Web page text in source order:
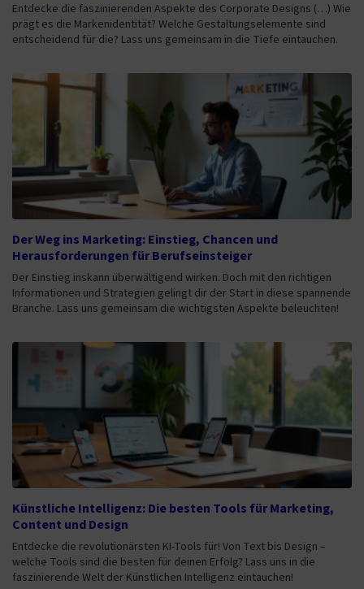
Entdecke die faszinierenden Aspekte des Corporate Designs (…) Wie
prägt es die Markenidentität? Welche Gestaltungselemente sind
entscheidend für die? Lass uns gemeinsam in die Tiefe eintauchen.
Der Weg ins Marketing: Einstieg, Chancen und
Herausforderungen für Berufseinsteiger
Der Einstieg inskann überwältigend wirken. Doch mit den richtigen
Informationen und Strategien gelingt dir der Start in diese spannende
Branche. Lass uns gemeinsam die wichtigsten Aspekte beleuchten!
Künstliche Intelligenz: Die besten Tools für Marketing,
Content und Design
Entdecke die revolutionärsten KI-Tools für! Von Text bis Design –
welche Tools sind die besten für deinen Erfolg? Lass uns in die
faszinierende Welt der Künstlichen Intelligenz eintauchen!